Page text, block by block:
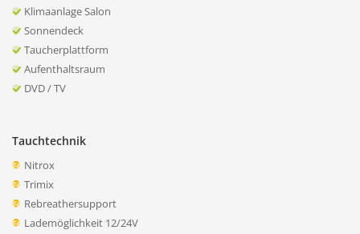
Klimaanlage Salon
Sonnendeck
Taucherplattform
Aufenthaltsraum
DVD / TV
Tauchtechnik
Nitrox
Trimix
Rebreathersupport
Lademöglichkeit 12/24V